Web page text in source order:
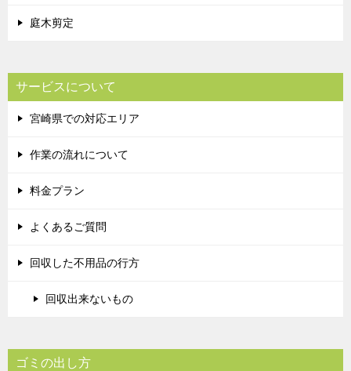
庭木剪定
サービスについて
宮崎県での対応エリア
作業の流れについて
料金プラン
よくあるご質問
回収した不用品の行方
回収出来ないもの
ゴミの出し方